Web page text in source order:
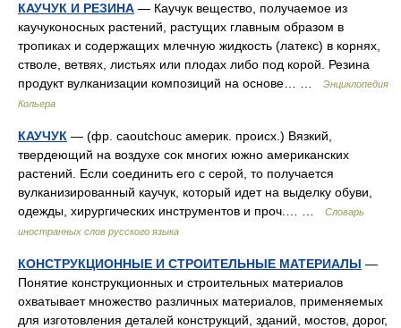
КАУЧУК И РЕЗИНА — Каучук вещество, получаемое из
каучуконосных растений, растущих главным образом в
тропиках и содержащих млечную жидкость (латекс) в корнях,
стволе, ветвях, листьях или плодах либо под корой. Резина
продукт вулканизации композиций на основе… …
Энциклопедия
Кольера
КАУЧУК — (фр. caoutchouc америк. происх.) Вязкий,
твердеющий на воздухе сок многих южно американских
растений. Если соединить его с серой, то получается
вулканизированный каучук, который идет на выделку обуви,
одежды, хирургических инструментов и проч.… …
Словарь
иностранных слов русского языка
КОНСТРУКЦИОННЫЕ И СТРОИТЕЛЬНЫЕ МАТЕРИАЛЫ —
Понятие конструкционных и строительных материалов
охватывает множество различных материалов, применяемых
для изготовления деталей конструкций, зданий, мостов, дорог,